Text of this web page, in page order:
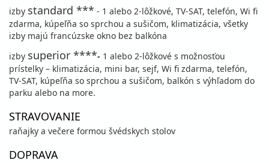
izby standard *** - 1 alebo 2-lôžkové, TV-SAT, telefón, Wi fi
zdarma, kúpeľňa so sprchou a sušičom, klimatizácia, všetky
izby majú francúzske okno bez balkóna
izby superior ****- 1 alebo 2-lôžkové s možnosťou
prístelky – klimatizácia, mini bar, sejf, Wi fi zdarma, telefón,
TV-SAT, kúpeľňa so sprchou a sušičom, balkón s výhľadom do
parku alebo na more.
STRAVOVANIE
raňajky a večere formou švédskych stolov
DOPRAVA